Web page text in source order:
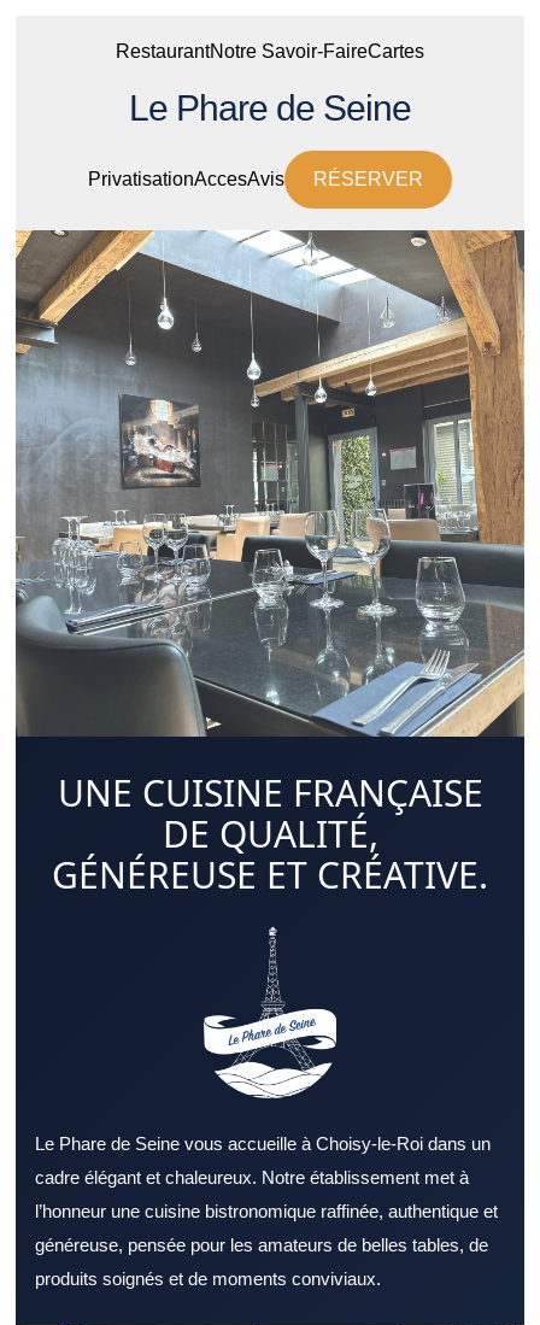
RestaurantNotre Savoir-FaireCartes
Le Phare de Seine
PrivatisationAccesAvis RÉSERVER
UNE CUISINE FRANÇAISE
DE QUALITÉ,
GÉNÉREUSE ET CRÉATIVE.
Le Phare de Seine vous accueille à Choisy-le-Roi dans un
cadre élégant et chaleureux. Notre établissement met à
l’honneur une cuisine bistronomique raffinée, authentique et
généreuse, pensée pour les amateurs de belles tables, de
produits soignés et de moments conviviaux.